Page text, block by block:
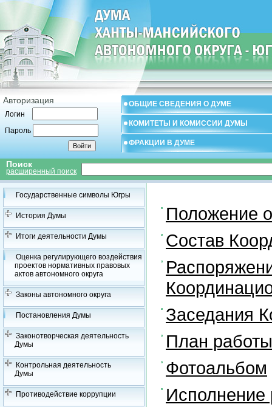
Авторизация
Логин
Пароль
ОБЩИЕ СВЕДЕНИЯ О ДУМЕ
КОМИТЕТЫ И КОМИССИИ ДУМЫ
ФРАКЦИИ В ДУМЕ
Поиск
расширенный поиск
Государственные символы Югры
История Думы
Итоги деятельности Думы
Оценка регулирующего воздействия
проектов нормативных правовых
актов автономного округа
Законы автономного округа
Постановления Думы
Законотворческая деятельность
Думы
Контрольная деятельность
Думы
Противодействие коррупции
Положение
Состав
Заседания
План
Фотоальбом
Исполнение